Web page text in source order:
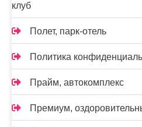
клуб
Полет, парк-отель
Политика
Прайм, автокомплекс
Премиум,